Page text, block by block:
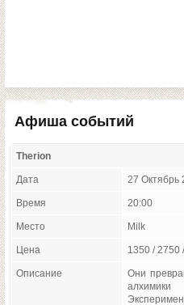
Афиша событий
Therion
Дата 27 Октябрь
Время 20:00
Место Milk
Цена 1350 / 2750
Описание
Они